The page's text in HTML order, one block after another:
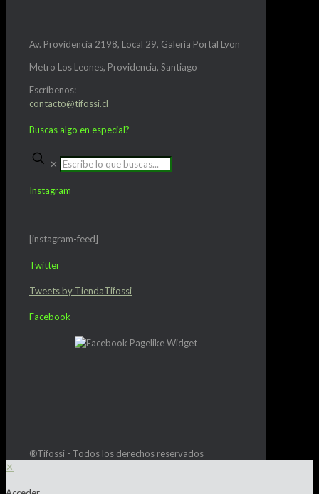
Av. Providencia 2198, Local 29, Galería Portal Lyon
Metro Los Leones, Providencia, Santiago
Escríbenos:
contacto@tifossi.cl
Buscas algo en especial?
✕
Instagram
[instagram-feed]
Twitter
Tweets by TiendaTifossi
Facebook
®Tifossi - Todos los derechos reservados
✕